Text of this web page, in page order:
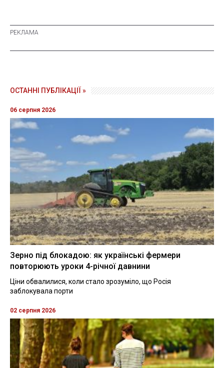
ОСТАННІ ПУБЛІКАЦІЇ »
06 серпня 2026
Зерно під блокадою: як українські фермери
повторюють уроки 4-річної давнини
Ціни обвалилися, коли стало зрозуміло, що Росія
заблокувала порти
02 серпня 2026